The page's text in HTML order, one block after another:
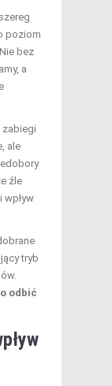
poziom
bez
a
zabiegi
ale
źle
wpływ
tryb
odbić